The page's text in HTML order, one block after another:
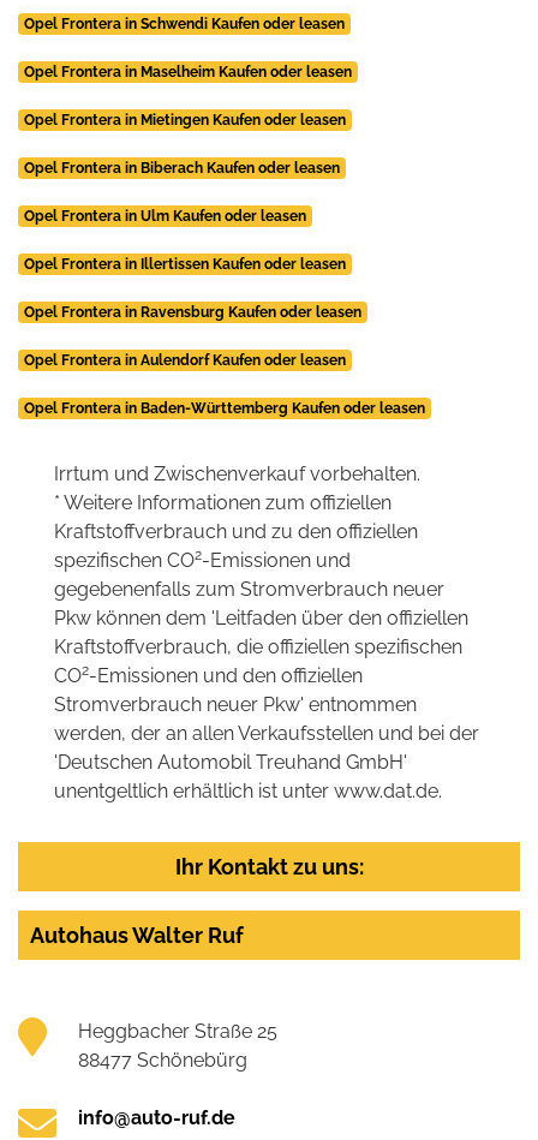
Opel Frontera in Schwendi Kaufen oder leasen
Opel Frontera in Maselheim Kaufen oder leasen
Opel Frontera in Mietingen Kaufen oder leasen
Opel Frontera in Biberach Kaufen oder leasen
Opel Frontera in Ulm Kaufen oder leasen
Opel Frontera in Illertissen Kaufen oder leasen
Opel Frontera in Ravensburg Kaufen oder leasen
Opel Frontera in Aulendorf Kaufen oder leasen
Opel Frontera in Baden-Württemberg Kaufen oder leasen
Irrtum und Zwischenverkauf vorbehalten.
* Weitere Informationen zum offiziellen
Kraftstoffverbrauch und zu den offiziellen
spezifischen CO2-Emissionen und
gegebenenfalls zum Stromverbrauch neuer
Pkw können dem 'Leitfaden über den offiziellen
Kraftstoffverbrauch, die offiziellen spezifischen
CO2-Emissionen und den offiziellen
Stromverbrauch neuer Pkw' entnommen
werden, der an allen Verkaufsstellen und bei der
'Deutschen Automobil Treuhand GmbH'
unentgeltlich erhältlich ist unter www.dat.de.
Ihr Kontakt zu uns:
Autohaus Walter Ruf
Heggbacher Straße 25
88477 Schönebürg
info@auto-ruf.de